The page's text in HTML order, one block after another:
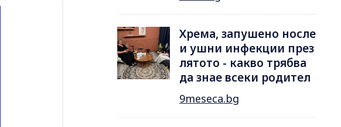
Хрема, запушено носле
и ушни инфекции през
лятотo - какво трябва
да знае всеки родител
9meseca.bg